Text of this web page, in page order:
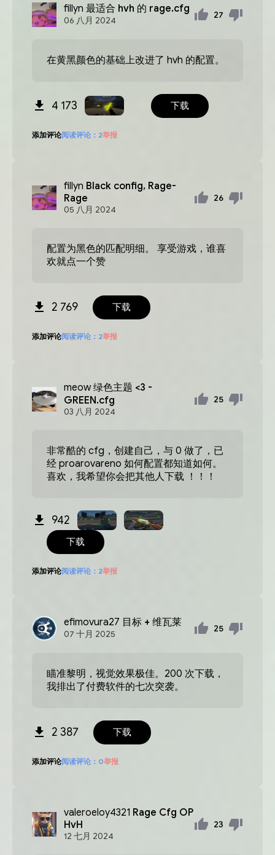
fillyn 最适合 hvh 的 rage.cfg
06 八月 2024
27
在黄黑颜色的基础上改进了 hvh 的配置。
4 173 下载
添加评论阅读评论： 2举报
fillyn Black config, Rage-
Rage
05 八月 2024
26
配置为黑色的匹配明细。 享受游戏，谁喜
欢就点一个赞
2 769 下载
添加评论阅读评论： 2举报
meow 绿色主题 <3 -
GREEN.cfg
03 八月 2024
25
非常酷的 cfg，创建自己，与 0 做了，已
经 proarovareno 如何配置都知道如何。
喜欢，我希望你会把其他人下载 ！！！
942
下载
添加评论阅读评论： 2举报
efimovura27 目标 + 维瓦莱
07 十月 2025
25
瞄准黎明，视觉效果极佳。200 次下载，
我排出了付费软件的七次突袭。
2 387 下载
添加评论阅读评论： 0举报
valeroeloy4321 Rage Cfg OP
HvH
12 七月 2024
23